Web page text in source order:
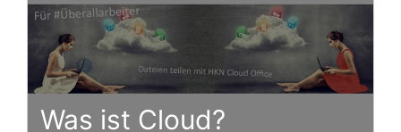
Was ist Cloud?